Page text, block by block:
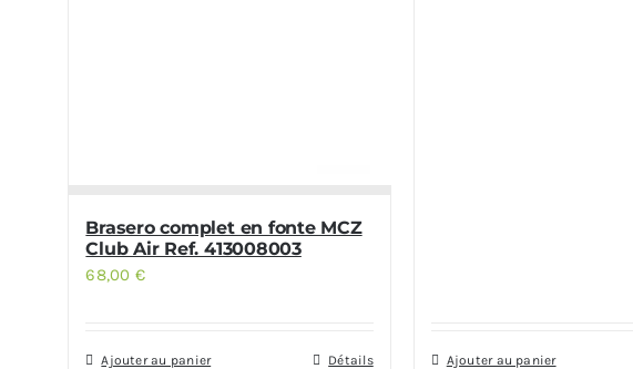
Brasero complet en fonte MCZ
Club Air Ref. 413008003
68,00 €
Ajouter au panier Détails Ajouter au panier